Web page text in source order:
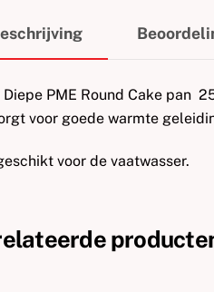
Diepe PME Round Cake pan
voor goede warmte
voor de vaatwasser.